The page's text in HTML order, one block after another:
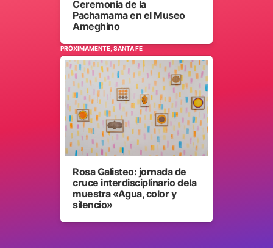
Ceremonia de la
Pachamama en el Museo
Ameghino
PRÓXIMAMENTE, SANTA FE
Rosa Galisteo: jornada de
cruce interdisciplinario dela
muestra «Agua, color y
silencio»